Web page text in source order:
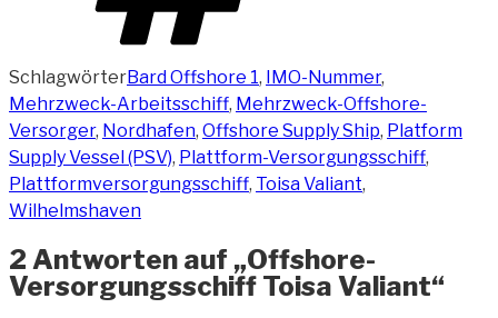
SchlagwörterBard Offshore 1, IMO-Nummer,
Mehrzweck-Arbeitsschiff, Mehrzweck-Offshore-
Versorger, Nordhafen, Offshore Supply Ship, Platform
Supply Vessel (PSV), Plattform-Versorgungsschiff,
Plattformversorgungsschiff, Toisa Valiant,
Wilhelmshaven
2 Antworten auf „Offshore-
Versorgungsschiff Toisa Valiant“